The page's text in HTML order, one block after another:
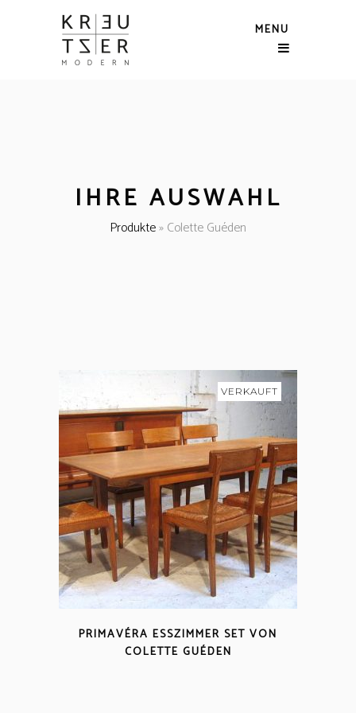
MENU
IHRE AUSWAHL
Produkte»Colette Guéden
VERKAUFT
PRIMAVÉRA ESSZIMMER SET VON
COLETTE GUÉDEN